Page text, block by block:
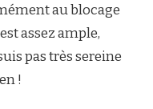
au blocage
assez ample,
pas très sereine
!